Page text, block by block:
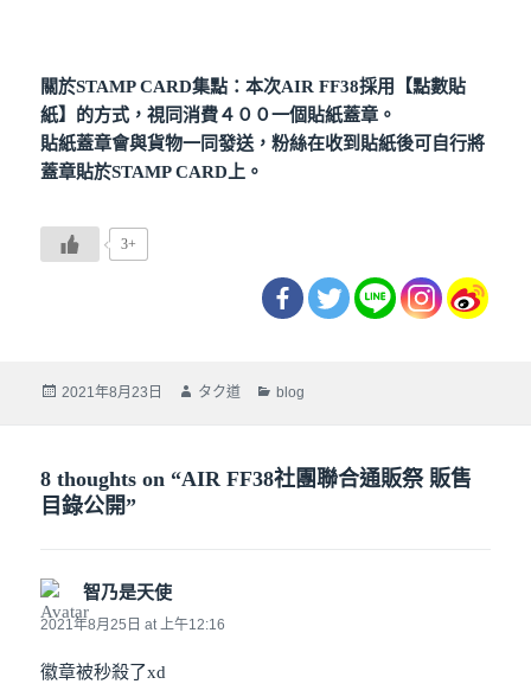
關於STAMP CARD集點：本次AIR FF38採用【點數貼
紙】的方式，視同消費４００一個貼紙蓋章。
貼紙蓋章會與貨物一同發送，粉絲在收到貼紙後可自行將
蓋章貼於STAMP CARD上。
3+
Posted
2021年8月23日 Author
タク道 Categories
blog
8 thoughts on “AIR FF38社團聯合通販祭 販售
目錄公開”
智乃是天使
2021年8月25日 at 上午12:16
徽章被秒殺了xd